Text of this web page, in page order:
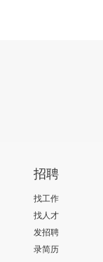
招聘
找工作
找人才
发招聘
录简历